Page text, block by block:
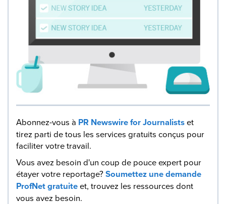
Abonnez-vous à PR Newswire for Journalistset
tirez parti de tous les services gratuits conçus pour
faciliter votre travail.
Vous avez besoin d'un coup de pouce expert pour
étayer votre reportage?Soumettez une demande
ProfNet gratuiteet, trouvez les ressources dont
vous avez besoin.